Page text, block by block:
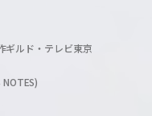
ギルド・テレビ東京